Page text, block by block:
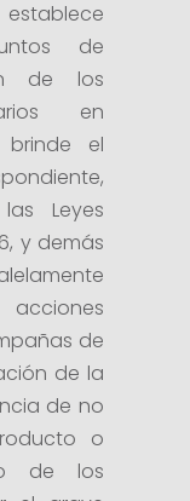
de
de los
en
el
Leyes
y demás
de
de la
de no
o
de los